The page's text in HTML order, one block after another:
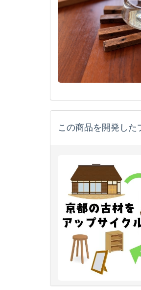
この商品を開発した